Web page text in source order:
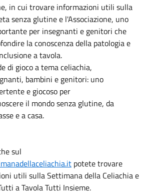
in cui trovare informazioni utili sulla
senza glutine e l'Associazione, uno
per insegnanti e genitori che
la conoscenza della patologia e
a tavola.
di gioco a tema celiachia,
bambini e genitori: uno
e giocoso per
il mondo senza glutine, da
e a casa.
sul
potete trovare
utili sulla Settimana della Celiachia e
a Tavola Tutti Insieme.